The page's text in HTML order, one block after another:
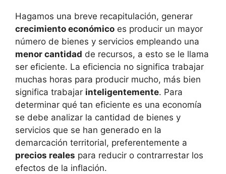
Hagamos una breve recapitulación, generar
crecimiento económico es producir un mayor
número de bienes y servicios empleando una
menor cantidad de recursos, a esto se le llama
ser eficiente. La eficiencia no significa trabajar
muchas horas para producir mucho, más bien
significa trabajar inteligentemente. Para
determinar qué tan eficiente es una economía
se debe analizar la cantidad de bienes y
servicios que se han generado en la
demarcación territorial, preferentemente a
precios reales para reducir o contrarrestar los
efectos de la inflación.